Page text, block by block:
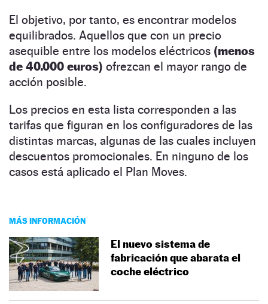
El objetivo, por tanto, es encontrar modelos
equilibrados. Aquellos que con un precio
asequible entre los modelos eléctricos (menos
de 40.000 euros) ofrezcan el mayor rango de
acción posible.
Los precios en esta lista corresponden a las
tarifas que figuran en los configuradores de las
distintas marcas, algunas de las cuales incluyen
descuentos promocionales. En ninguno de los
casos está aplicado el Plan Moves.
MÁS INFORMACIÓN
El nuevo sistema de
fabricación que abarata el
coche eléctrico